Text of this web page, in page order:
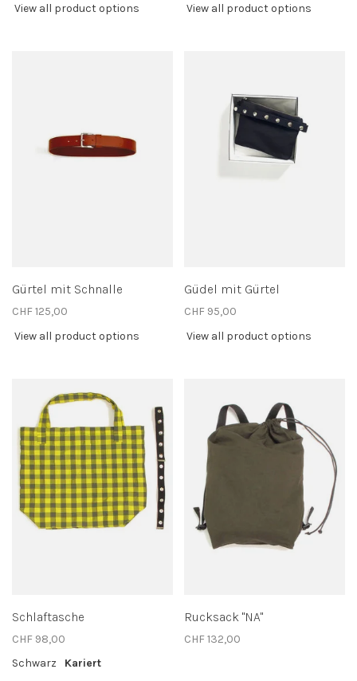
View all product options
View all product options
Gürtel mit Schnalle
CHF 125,00
View all product options
Güdel mit Gürtel
CHF 95,00
View all product options
Schlaftasche
CHF 98,00
Schwarz
Kariert
Rucksack "NA"
CHF 132,00